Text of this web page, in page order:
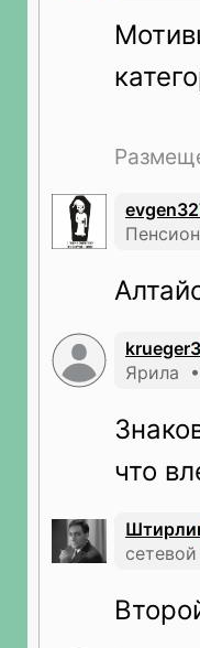
krueger3
Ярила
что